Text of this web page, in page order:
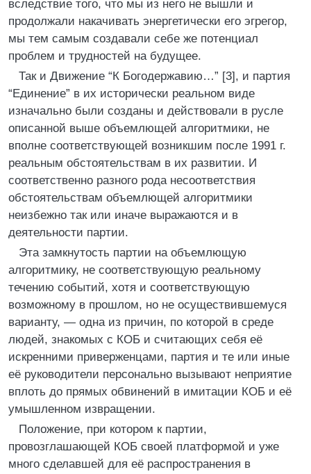
вследствие того, что мы из него не вышли и
продолжали накачивать энергетически его эгрегор,
мы тем самым создавали себе же потенциал
проблем и трудностей на будущее.
Так и Движение “К Богодержавию…” [3], и партия
“Единение” в их исторически реальном виде
изначально были созданы и действовали в русле
описанной выше объемлющей алгоритмики, не
вполне соответствующей возникшим после 1991 г.
реальным обстоятельствам в их развитии. И
соответственно разного рода несоответствия
обстоятельствам объемлющей алгоритмики
неизбежно так или иначе выражаются и в
деятельности партии.
Эта замкнутость партии на объемлющую
алгоритмику, не соответствующую реальному
течению событий, хотя и соответствующую
возможному в прошлом, но не осуществившемуся
варианту, — одна из причин, по которой в среде
людей, знакомых с КОБ и считающих себя её
искренними приверженцами, партия и те или иные
её руководители персонально вызывают неприятие
вплоть до прямых обвинений в имитации КОБ и её
умышленном извращении.
Положение, при котором к партии,
провозглашающей КОБ своей платформой и уже
много сделавшей для её распространения в